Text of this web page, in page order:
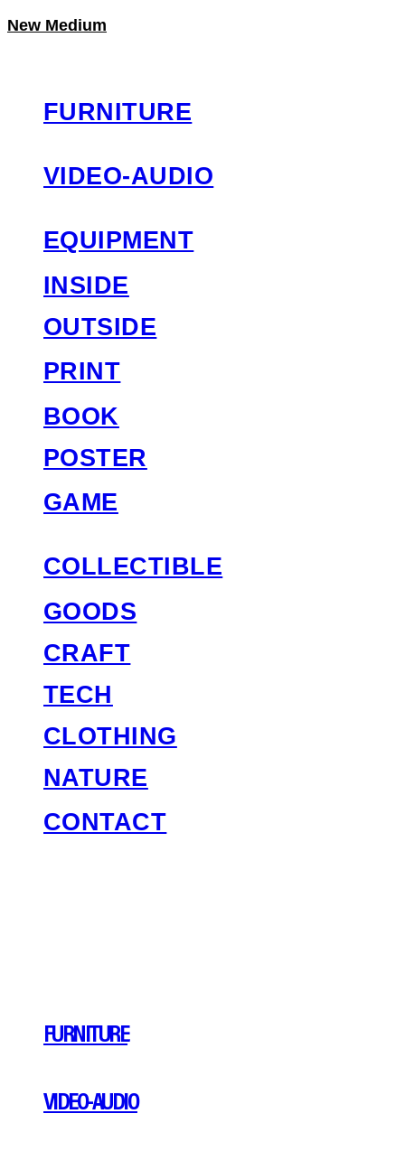
New Medium
FURNITURE
VIDEO-AUDIO
EQUIPMENT
INSIDE
OUTSIDE
PRINT
BOOK
POSTER
GAME
COLLECTIBLE
GOODS
CRAFT
TECH
CLOTHING
NATURE
CONTACT
FURNITURE
VIDEO-AUDIO